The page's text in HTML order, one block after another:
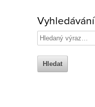
Vyhledávání